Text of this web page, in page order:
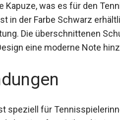
Kapuze, was es für den
in der Farbe Schwarz
Die überschnittenen
eine moderne Note
speziell für